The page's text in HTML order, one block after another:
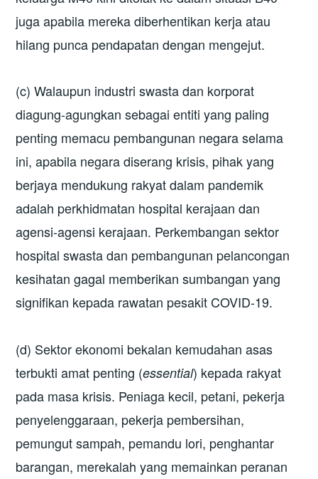
juga apabila mereka diberhentikan kerja atau
hilang punca pendapatan dengan mengejut.
(c) Walaupun industri swasta dan korporat
diagung-agungkan sebagai entiti yang paling
penting memacu pembangunan negara selama
ini, apabila negara diserang krisis, pihak yang
berjaya mendukung rakyat dalam pandemik
adalah perkhidmatan hospital kerajaan dan
agensi-agensi kerajaan. Perkembangan sektor
hospital swasta dan pembangunan pelancongan
kesihatan gagal memberikan sumbangan yang
signifikan kepada rawatan pesakit COVID-19.
(d) Sektor ekonomi bekalan kemudahan asas
terbukti amat penting (essential) kepada rakyat
pada masa krisis. Peniaga kecil, petani, pekerja
penyelenggaraan, pekerja pembersihan,
pemungut sampah, pemandu lori, penghantar
barangan, merekalah yang memainkan peranan